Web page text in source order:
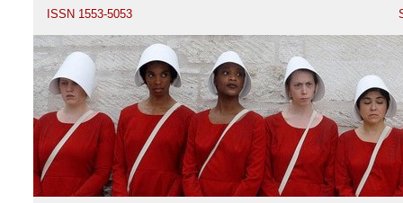
ISSN 1553-5053